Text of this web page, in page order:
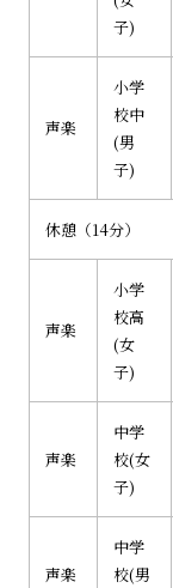
子)
声楽
小学
校中
(男
子)
休憩（14分）
声楽
小学
校高
(女
子)
声楽
中学
校(女
子)
声楽
中学
校(男